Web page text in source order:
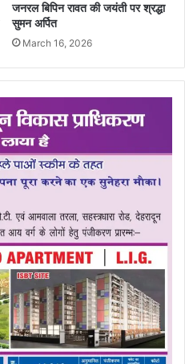
जनरल बिपिन रावत की जयंती पर श्रद्धा
सुमन अर्पित
March 16, 2026